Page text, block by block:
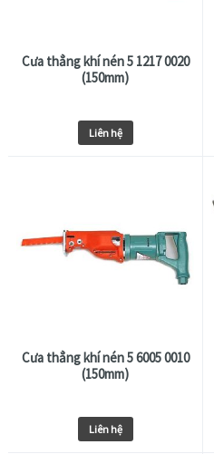
Cưa thẳng khí nén 5 1217 0020
(150mm)
Liên hệ
Cưa thẳng khí nén 5 6005 0010
(150mm)
Liên hệ